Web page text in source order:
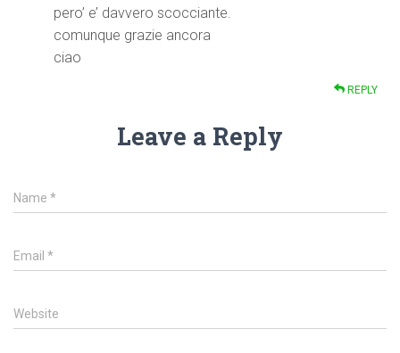
pero’ e’ davvero scocciante.
comunque grazie ancora
ciao
REPLY
Leave a Reply
Name *
Email *
Website